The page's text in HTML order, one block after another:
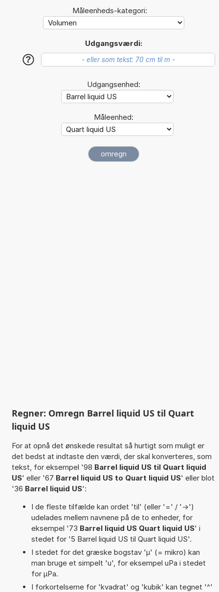
Måleenheds-kategori:
Udgangsværdi:
?
Udgangsenhed:
Måleenhed:
Regner: Omregn Barrel liquid US til Quart
liquid US
For at opnå det ønskede resultat så hurtigt som muligt er
det bedst at indtaste den værdi, der skal konverteres, som
tekst, for eksempel '98 Barrel liquid US til Quart liquid
US' eller '67 Barrel liquid US to Quart liquid US' eller blot
'36 Barrel liquid US':
I de fleste tilfælde kan ordet 'til' (eller '=' / '->')
udelades mellem navnene på de to enheder, for
eksempel '73 Barrel liquid US Quart liquid US' i
stedet for '5 Barrel liquid US til Quart liquid US'.
I stedet for det græske bogstav 'µ' (= mikro) kan
man bruge et simpelt 'u', for eksempel uPa i stedet
for µPa.
I forkortelserne for 'kvadrat' og 'kubik' kan tegnet '^'